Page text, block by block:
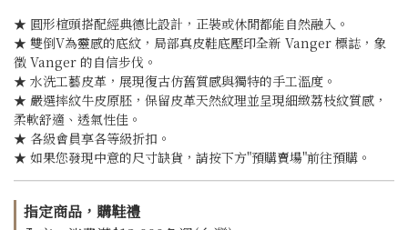
★ 圓形楦頭搭配經典德比設計，正裝或休閒都能自然融入。
★ 雙倒V為靈感的底紋，局部真皮鞋底壓印全新 Vanger 標誌，象
徵 Vanger 的自信步伐。
★ 水洗工藝皮革，展現復古仿舊質感與獨特的手工溫度。
★ 嚴選摔紋牛皮原胚，保留皮革天然紋理並呈現細緻荔枝紋質感，
柔軟舒適、透氣性佳。
★ 各級會員享各等級折扣。
★ 如果您發現中意的尺寸缺貨，請按下方"預購賣場"前往預購。
指定商品，購鞋禮